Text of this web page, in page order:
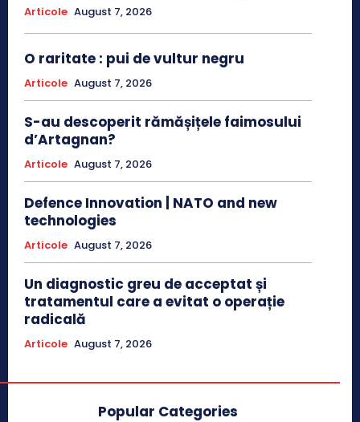
Articole August 7, 2026
O raritate : pui de vultur negru
Articole August 7, 2026
S-au descoperit rămășițele faimosului
d’Artagnan?
Articole August 7, 2026
Defence Innovation | NATO and new
technologies
Articole August 7, 2026
Un diagnostic greu de acceptat și
tratamentul care a evitat o operație
radicală
Articole August 7, 2026
Popular Categories